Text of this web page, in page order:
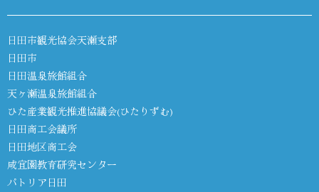
日田市観光協会天瀬支部
日田市
日田温泉旅館組合
天ヶ瀬温泉旅館組合
ひた産業観光推進協議会(ひたりずむ)
日田商工会議所
日田地区商工会
咸宜園教育研究センター
パトリア日田